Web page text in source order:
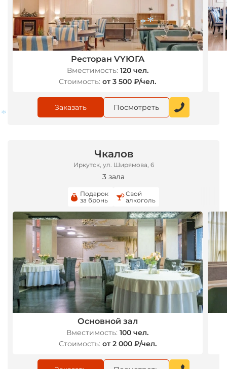
Ресторан VYЮГА
Вместимость: 120 чел.
Стоимость: от 3 500 ₽/чел.
Заказать Посмотреть
Чкалов
Иркутск, ул. Ширямова, 6
3 зала
Подарок
за бронь
Свой
алкоголь
Основной зал
Вместимость: 100 чел.
Стоимость: от 2 000 ₽/чел.
*
*
*